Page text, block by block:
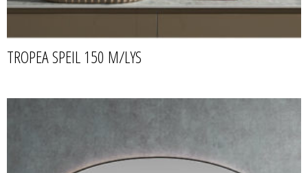
TROPEA SPEIL 150 M/LYS